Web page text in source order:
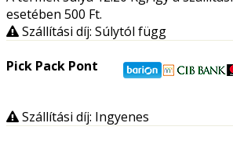
esetében 500 Ft.
Szállítási díj: Súlytól függ
Pick Pack Pont
Szállítási díj: Ingyenes